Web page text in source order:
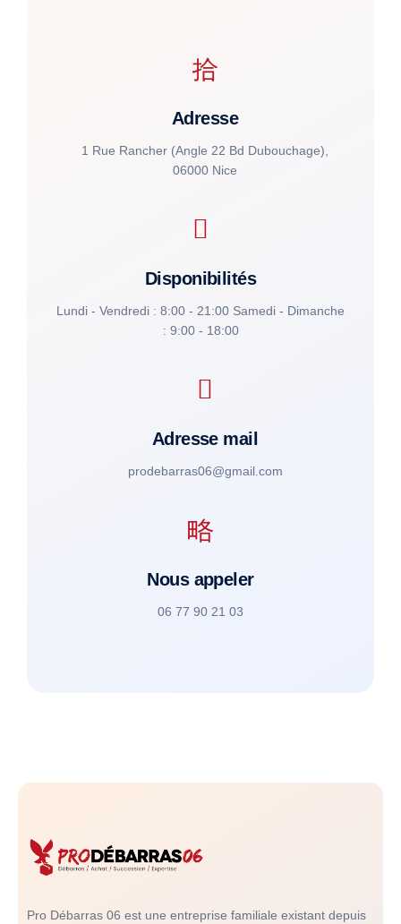
Adresse
1 Rue Rancher (Angle 22 Bd Dubouchage),
06000 Nice
Disponibilités
Lundi - Vendredi : 8:00 - 21:00 Samedi - Dimanche
: 9:00 - 18:00
Adresse mail
prodebarras06@gmail.com
Nous appeler
06 77 90 21 03
Pro Débarras 06 est une entreprise familiale existant depuis